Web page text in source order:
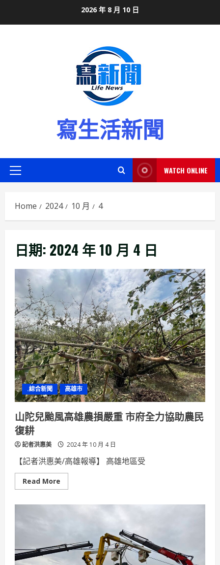
2026 年 8 月 10 日
寫生活新聞
Primary
WATCH ONLINE
Home 2024 10 月 4
日期: 2024 年 10 月 4 日
.綜合新聞 高雄市
山陀兒颱風高雄農損嚴重 市府全力協助農民
復耕
記者洪惠美 2024 年 10 月 4 日
【記者洪惠美/高雄報導】 高雄地區受
Read More
more
雄
農